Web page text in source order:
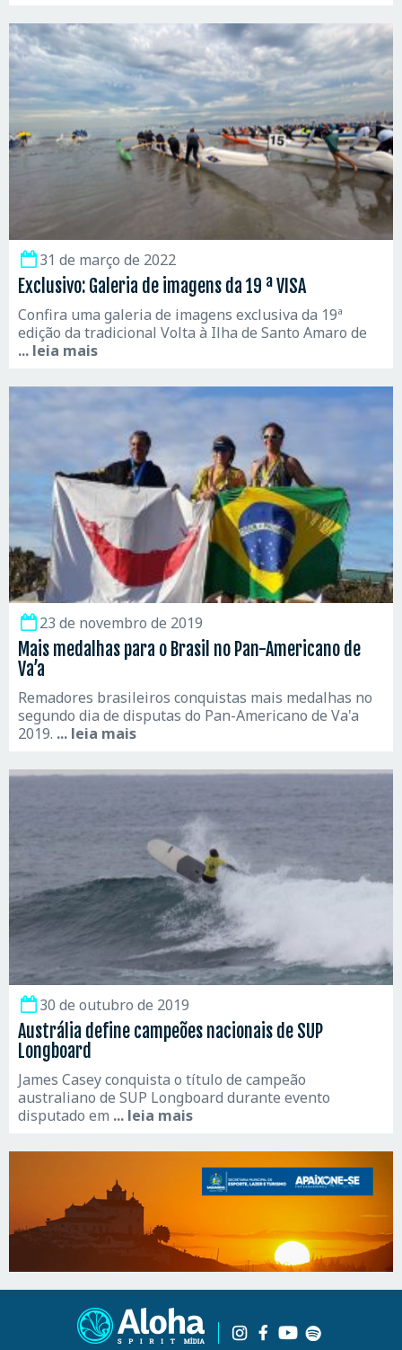
31 de março de 2022
Exclusivo: Galeria de imagens da 19 ª VISA
Confira uma galeria de imagens exclusiva da 19ª
edição da tradicional Volta à Ilha de Santo Amaro de
... leia mais
23 de novembro de 2019
Mais medalhas para o Brasil no Pan-Americano de
Va’a
Remadores brasileiros conquistas mais medalhas no
segundo dia de disputas do Pan-Americano de Va'a
2019. ... leia mais
30 de outubro de 2019
Austrália define campeões nacionais de SUP
Longboard
James Casey conquista o título de campeão
australiano de SUP Longboard durante evento
disputado em ... leia mais